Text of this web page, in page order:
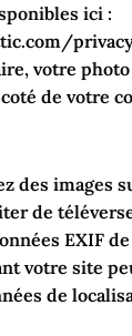
ici :
votre
de votre
des images
de
EXIF
votre site
de